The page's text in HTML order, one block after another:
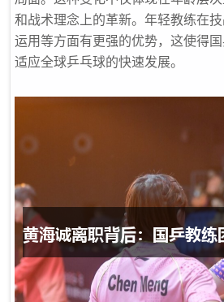
和战术理念上的革新。年轻教练在
运用等方面有更强的优势，这使得
适应全球乒乓球的快速发展。